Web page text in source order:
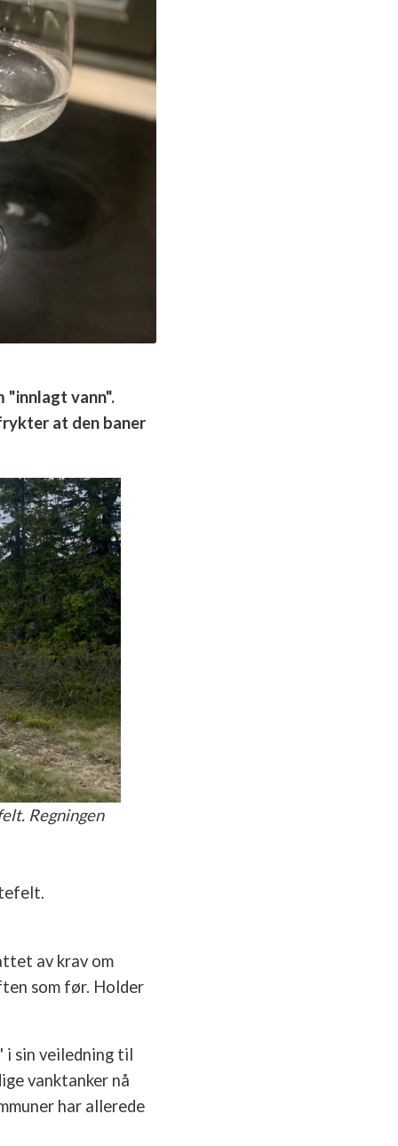
"innlagt vann".
at den baner
Regningen
av krav om
som før. Holder
sin veiledning til
vanktanker nå
har allerede